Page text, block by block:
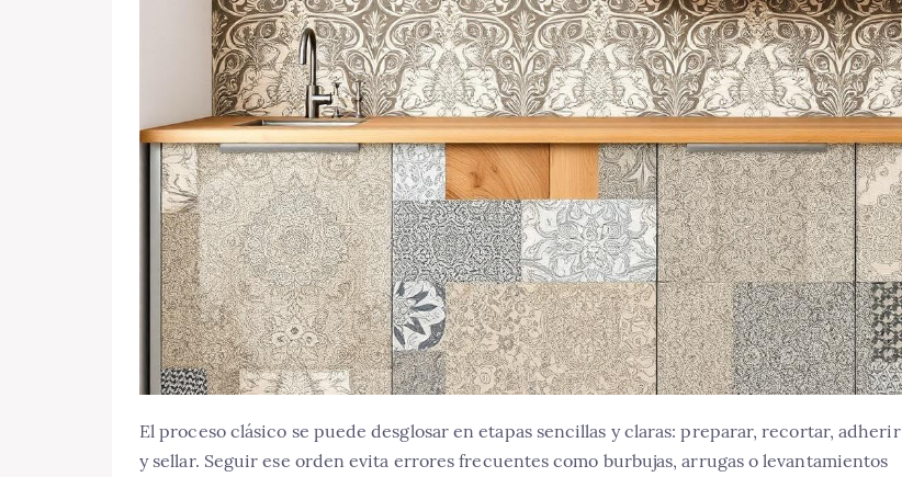
El proceso clásico se puede desglosar en etapas sencillas y claras: preparar, recortar, adherir
y sellar. Seguir ese orden evita errores frecuentes como burbujas, arrugas o levantamientos